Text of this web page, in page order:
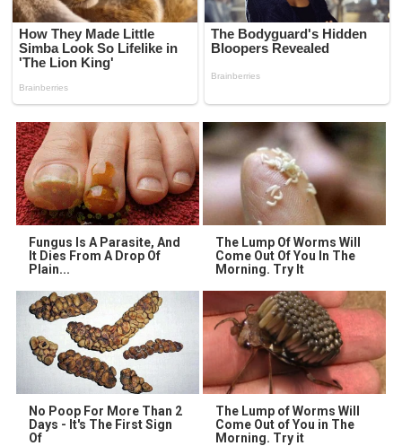
Fungus Is A Parasite, And
It Dies From A Drop Of
Plain...
The Lump Of Worms Will
Come Out Of You In The
Morning. Try It
No Poop For More Than 2
Days - It's The First Sign
Of
The Lump of Worms Will
Come Out of You in The
Morning. Try it